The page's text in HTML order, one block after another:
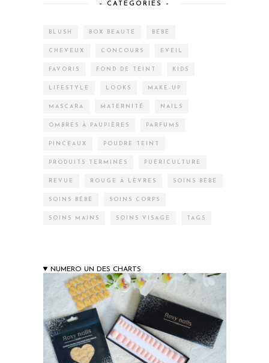
– CATEGORIES –
BLUSH BOX BEAUTÉ BÉBÉ
CHEVEUX CONCOURS EVEIL
FAVORIS FOND DE TEINT KIDS
LIFESTYLE LOOKS MAKE-UP
MASCARA MATERNITÉ NAILS
OMBRES À PAUPIÈRES PARFUMS
PINCEAUX POUDRE TEINT
PRODUITS TERMINÉS PUÉRICULTURE
REVUE ROUGE À LÈVRES SOINS BÉBÉ
SOINS BÉBÉ SOINS CORPS
SOINS MAINS SOINS VISAGE TAGS
NUMERO UN DES CHARTS